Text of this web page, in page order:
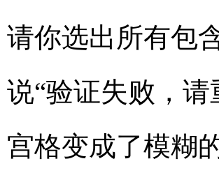
请你选出所有包
说“验证失败，
宫格变成了模